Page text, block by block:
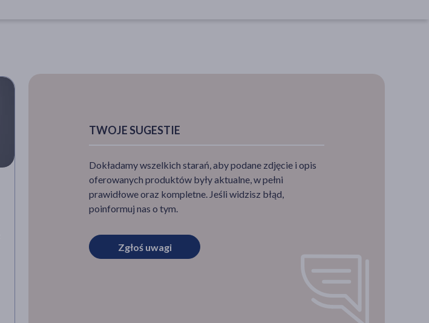
Winogrono – wartości odżywcze,
właściwości, zastosowanie,
przeciwwskazania
Winogrona to owoce o bardzo długiej
historii. Szacuje się, że pojawiły się w
TWOJE SUGESTIE
Dokładamy wszelkich starań, aby podane zdjęcie i opis
oferowanych produktów były aktualne, w pełni
prawidłowe oraz kompletne. Jeśli widzisz błąd,
poinformuj nas o tym.
Zgłoś uwagi